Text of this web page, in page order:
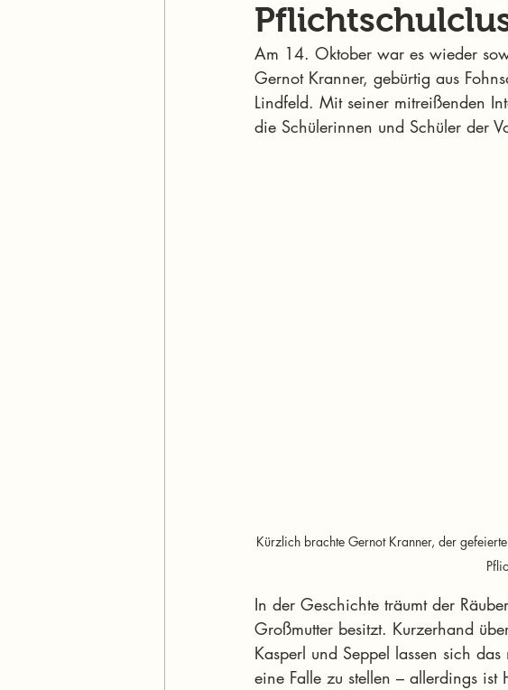
Im FokusAm 14. Oktober war es wieder
Gernot Kranner, gebürtig aus
Lindfeld. Mit seiner mitreißenden
die Schülerinnen und Schüler der
Kürzlich brachte Gernot Kranner, der
In der Geschichte träumt der
Großmutter besitzt. Kurzerhand
Kasperl und Seppel lassen sich
eine Falle zu stellen – allerdings